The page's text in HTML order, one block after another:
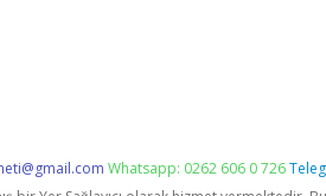
Whatsapp: 0262 606 0 726